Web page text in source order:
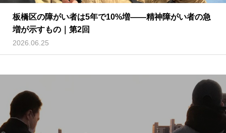
板橋区の障がい者は5年で10%増——精神障がい者の急
増が示すもの｜第2回
2026.06.25